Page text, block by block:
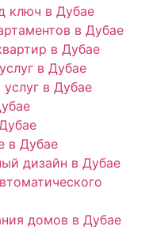
ключ в Дубае
в Дубае
в Дубае
в Дубае
в Дубае
в Дубае
дизайн в Дубае
домов в Дубае